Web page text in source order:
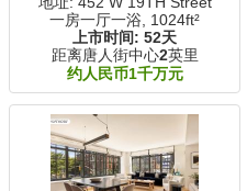
一房一厅一浴, 1024ft²
上市时间: 52天
距离唐人街中心2英里
约人民币1千万元